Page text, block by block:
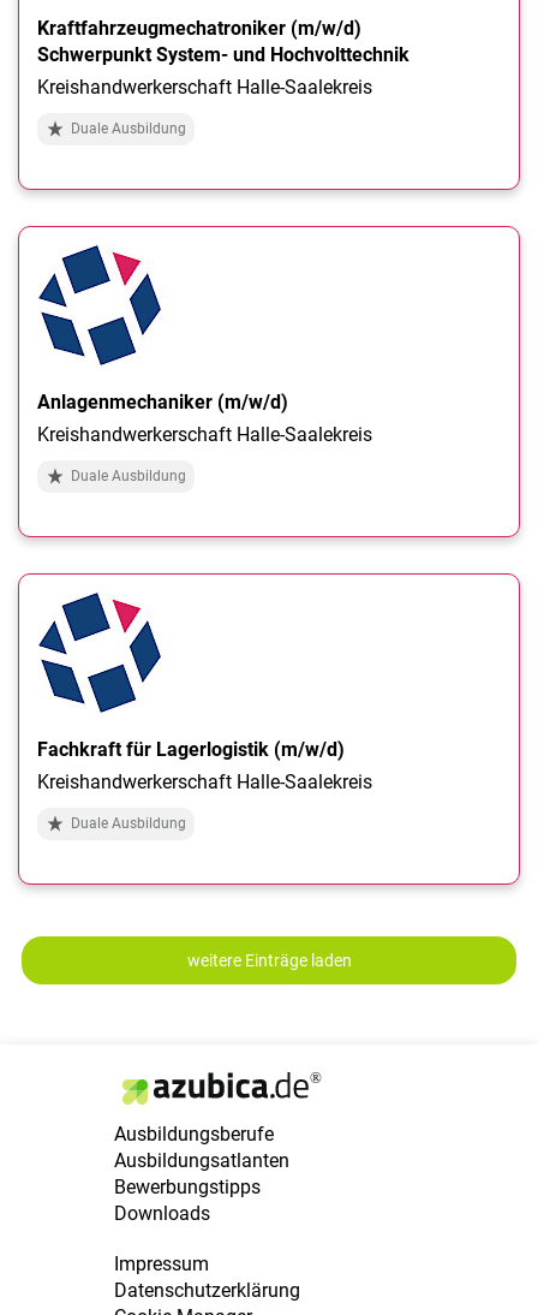
Kraftfahrzeugmechatroniker (m/w/d)
Schwerpunkt System- und Hochvolttechnik
Kreishandwerkerschaft Halle-Saalekreis
Duale Ausbildung
Anlagenmechaniker (m/w/d)
Kreishandwerkerschaft Halle-Saalekreis
Duale Ausbildung
Fachkraft für Lagerlogistik (m/w/d)
Kreishandwerkerschaft Halle-Saalekreis
Duale Ausbildung
weitere Einträge laden
Ausbildungsberufe
Ausbildungsatlanten
Bewerbungstipps
Downloads
Impressum
Datenschutzerklärung